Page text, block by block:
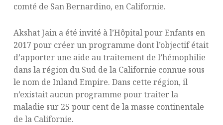
comté de San Bernardino, en Californie.
Akshat Jain a été invité à l’Hôpital pour Enfants en
2017 pour créer un programme dont l’objectif était
d’apporter une aide au traitement de l’hémophilie
dans la région du Sud de la Californie connue sous
le nom de Inland Empire. Dans cette région, il
n’existait aucun programme pour traiter la
maladie sur 25 pour cent de la masse continentale
de la Californie.